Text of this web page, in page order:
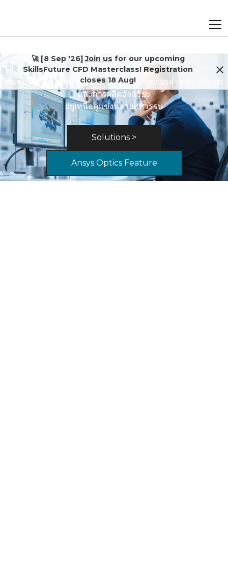
🚀 [8 Sep '26]Join us for our upcoming
SkillsFuture CFD Masterclass! Registration
closes 18 Aug!
นำ พรุ่งนี้
วันนี้
Technology
ค้นพบโซลูชัน Industry 4.0 อันล้ำสมัยของเราสำหรับ design
และการผลิตอัจฉริยะ
อยู่เหนือคู่แข่งหลายทศวรรษ
Solutions >
Ansys Optics Feature
คาดการณ์สิ่งที่จะเกิดขึ้น
Ansys
is an industry leader for engineering
simulation software.AnsysFluent, Mechanical,
Optics, Granta MI, HFSS, Discovery - TheAnsyssuite
has greatly reduced our clients' reliance on costly
physical prototypes, all while improving product
efficiency and performance and time to market.
EdgeLinx Telematics
Fleet Management
EdgeLinx is a plug-and-play telematics solution for
managing fleets and assets across light and heavy
vehicles. Powered by CAD-IT, a trusted IIoT partner
for enterprise projects in Asia, Australia, the UK, and
EdgeLinx Telematics Systems
วิวัฒนาการการดำเนิน
งานด้านอุตสาหกรรม
CAD-IT นำเสนอ NodeLinx -
ชุดแอปพลิเคชันสำหรับการตรวจสอบที่เปลี่ยนแปลงโรงงาน
อุตสาหกรรมของคุณให้เป็นดิจิทัล NodeLinx ได้รับการ
ออกแบบมาเพื่อทำงานร่วมกับโซลูชัน IIOT สำหรับ
อุตสาหกรรม เพื่อให้สามารถปรับขนาดตามความต้องการของ
คุณได้
เชื่อมต่อ เพิ่ม
ประสิทธิภาพ เติบโต
PTC เป็นผู้นำในอุตสาหกรรมแบบบูรณาการ product
lifecycle management โซลูชัน PTC Creo, Windchill,
Vuforia, Thingworx, ServiceMax - PTC เชื่อมช่องว่างใน
ทุกขั้นตอนของวงจรชีวิตผลิตภัณฑ์ของคุณตั้งแต่ design -
engineering การผลิตและการบริการ ลดขั้นตอนการทำงาน
เพิ่มความร่วมมือ และลดเวลาในการออกสู่ตลาด